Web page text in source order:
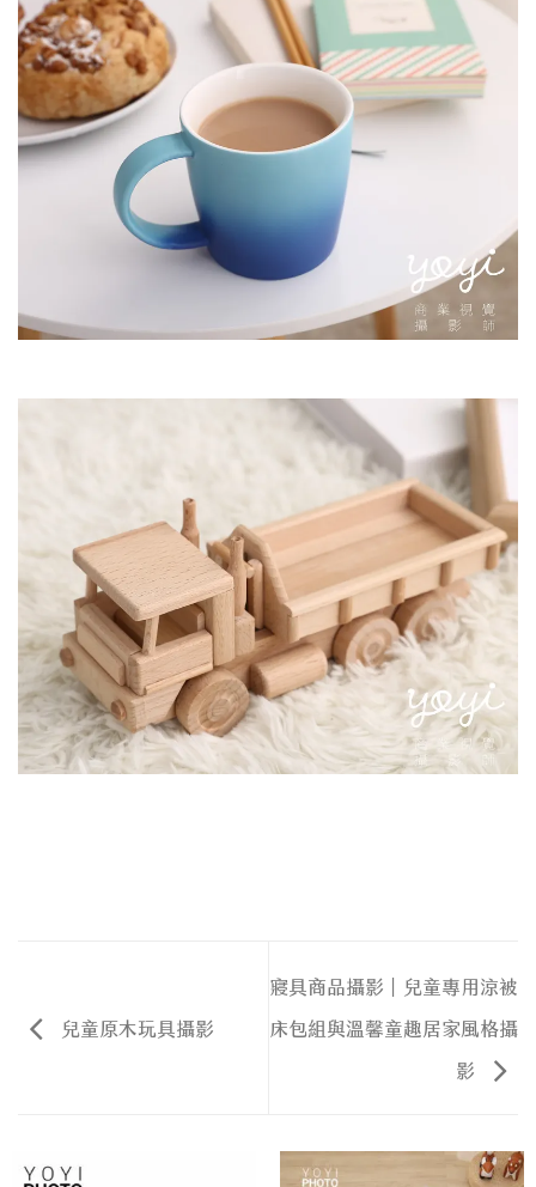
兒童原木玩具攝影
寢具商品攝影｜兒童專用涼被
床包組與溫馨童趣居家風格攝
影